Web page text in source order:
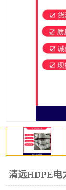
清远HDPE电
联塑PVC管
联塑PE管